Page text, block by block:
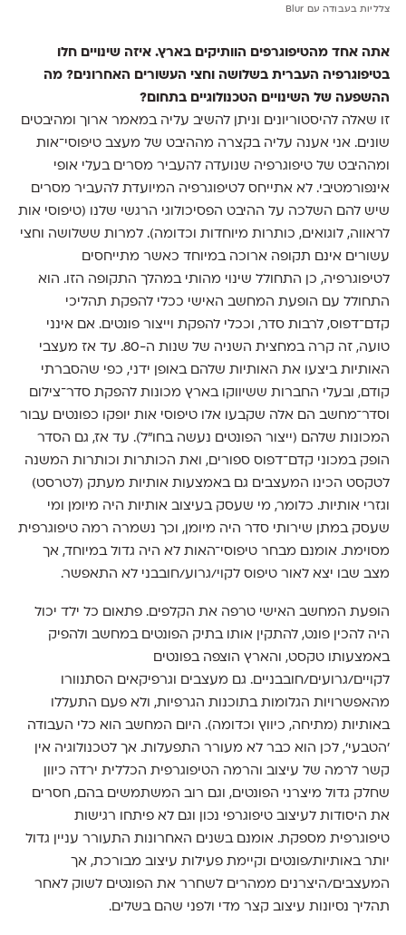
צלליות בעבודה עם Blur
אתה אחד מהטיפוגרפים הוותיקים בארץ. איזה שינויים חלו
בטיפוגרפיה העברית בשלושה וחצי העשורים האחרונים? מה
ההשפעה של השינויים הטכנולוגיים בתחום?
זו שאלה להיסטוריונים וניתן להשיב עליה במאמר ארוך ומהיבטים
שונים. אני אענה עליה בקצרה מההיבט של מעצב טיפוסי־אות
ומההיבט של טיפוגרפיה שנועדה להעביר מסרים בעלי אופי
אינפורמטיבי. לא אתייחס לטיפוגרפיה המיועדת להעביר מסרים
שיש להם השלכה על ההיבט הפסיכולוגי הרגשי שלנו (טיפוסי אות
לראווה, לוגואים, כותרות מיוחדות וכדומה). למרות ששלושה וחצי
עשורים אינם תקופה ארוכה במיוחד כאשר מתייחסים
לטיפוגרפיה, כן התחולל שינוי מהותי במהלך התקופה הזו. הוא
התחולל עם הופעת המחשב האישי ככלי להפקת תהליכי
קדם־דפוס, לרבות סדר, וככלי להפקת וייצור פונטים. אם אינני
טועה, זה קרה במחצית השניה של שנות ה-80. עד אז מעצבי
האותיות ביצעו את האותיות שלהם באופן ידני, כפי שהסברתי
קודם, ובעלי החברות ששיווקו בארץ מכונות להפקת סדר־צילום
וסדר־מחשב הם אלה שקבעו אלו טיפוסי אות יופקו כפונטים עבור
המכונות שלהם (ייצור הפונטים נעשה בחו"לֹ). עד אז, גם הסדר
הופק במכוני קדם־דפוס ספורים, ואת הכותרות וכותרות המשנה
לטקסט הכינו המעצבים גם באמצעות אותיות מעתק (לטרסט)
וגזרי אותיות. כלומר, מי שעסק בעיצוב אותיות היה מיומן ומי
שעסק במתן שירותי סדר היה מיומן, וכך נשמרה רמה טיפוגרפית
מסוימת. אומנם מבחר טיפוסי־האות לא היה גדול במיוחד, אך
מצב שבו יצא לאור טיפוס לקוי/גרוע/חובבני לא התאפשר.
הופעת המחשב האישי טרפה את הקלפים. פתאום כל ילד יכול
היה להכין פונט, להתקין אותו בתיק הפונטים במחשב ולהפיק
באמצעותו טקסט, והארץ הוצפה בפונטים
לקויים/גרועים/חובבניים. גם מעצבים וגרפיקאים הסתנוורו
מהאפשרויות הגלומות בתוכנות הגרפיות, ולא פעם התעללו
באותיות (מתיחה, כיווץ וכדומה). היום המחשב הוא כלי העבודה
'הטבעי', לכן הוא כבר לא מעורר התפעלות. אך לטכנולוגיה אין
קשר לרמה של עיצוב והרמה הטיפוגרפית הכללית ירדה כיוון
שחלק גדול מיצרני הפונטים, וגם רוב המשתמשים בהם, חסרים
את היסודות לעיצוב טיפוגרפי נכון וגם לא פיתחו רגישות
טיפוגרפית מספקת. אומנם בשנים האחרונות התעורר עניין גדול
יותר באותיות/פונטים וקיימת פעילות עיצוב מבורכת, אך
המעצבים/היצרנים ממהרים לשחרר את הפונטים לשוק לאחר
תהליך נסיונות עיצוב קצר מדי ולפני שהם בשלים.